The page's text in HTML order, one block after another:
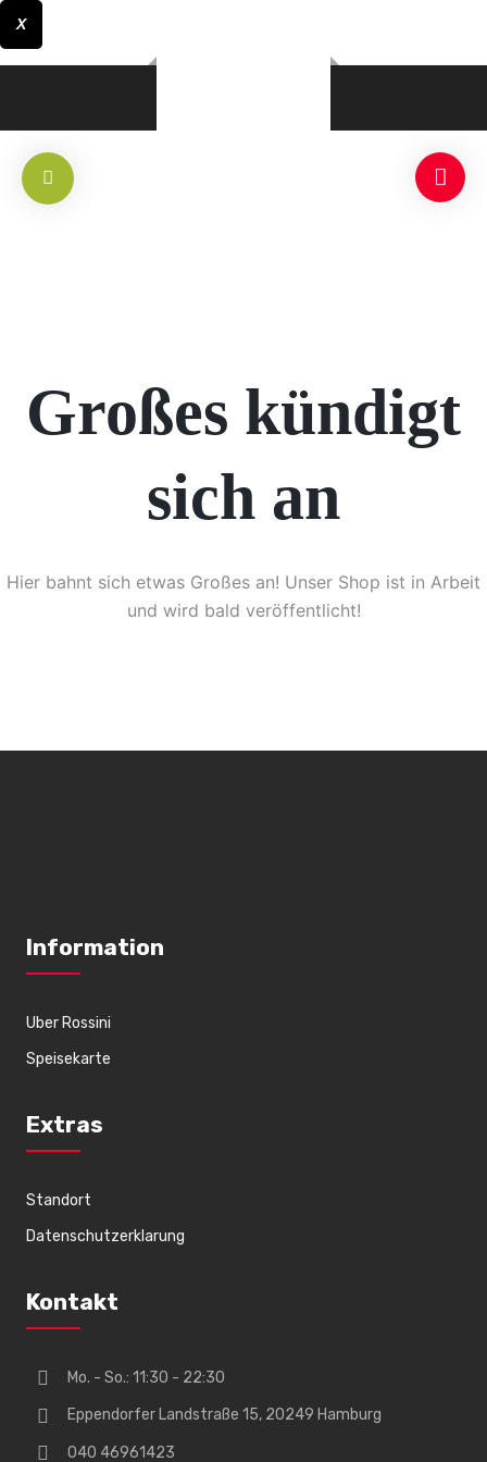
X
Großes kündigt
sich an
Hier bahnt sich etwas Großes an! Unser Shop ist in Arbeit
und wird bald veröffentlicht!
Information
Uber Rossini
Speisekarte
Extras
Standort
Datenschutzerklarung
Kontakt
Mo. - So.: 11:30 - 22:30
Eppendorfer Landstraße 15, 20249 Hamburg
040 46961423